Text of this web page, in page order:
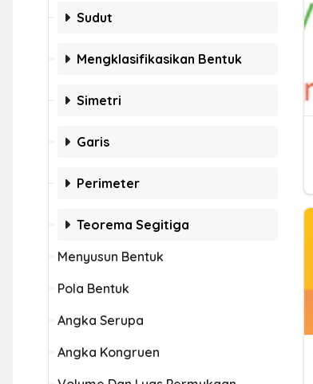
Sudut
Mengklasifikasikan Bentuk
Simetri
Garis
Perimeter
Teorema Segitiga
Menyusun Bentuk
Pola Bentuk
Angka Serupa
Angka Kongruen